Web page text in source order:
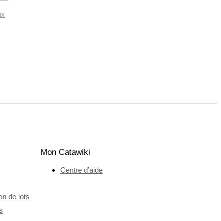
de lots
Mon Catawiki
Centre d’aide